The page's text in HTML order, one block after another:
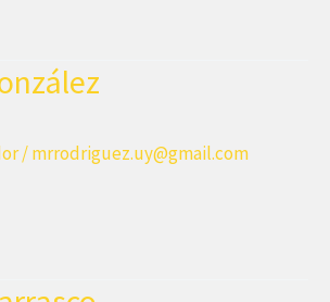
/mrrodriguez.uy@gmail.com